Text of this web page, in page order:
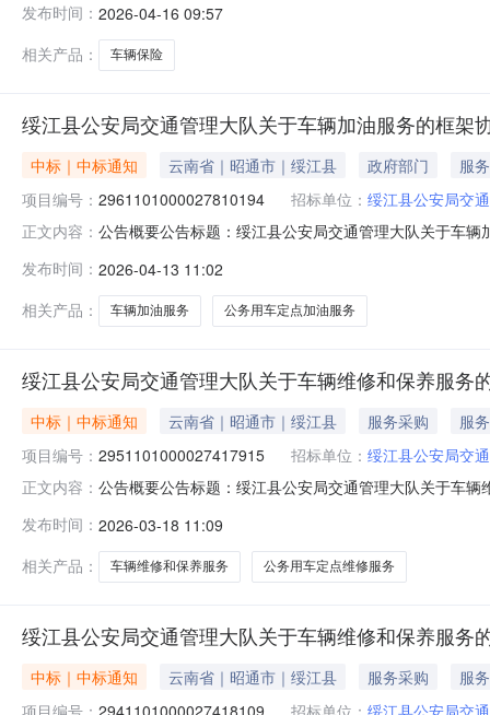
的框架协议采购项目项目编号：
发布时间： 2026-04-16 09:57
相关产品：
车辆保险
绥江县公安局交通管理大队关于车辆加油服务的框架
中标｜中标通知 云南省｜昭通市｜绥江县 政府部门
服务
项目编号： 2961101000027810194 招标单位： 绥江县公安局交
正文内容： 公告概要公告标题：绥江县公安局交通管理大队关于车
车辆加油服务的框架协议采购项目项目编号：
发布时间： 2026-04-13 11:02
相关产品：
车辆加油服务 公务用车定点加油服务
绥江县公安局交通管理大队关于车辆维修和保养服务
中标｜中标通知 云南省｜昭通市｜绥江县 服务采购
服务
项目编号： 2951101000027417915 招标单位： 绥江县公安局交
正文内容： 公告概要公告标题：绥江县公安局交通管理大队关于车
管理大队关于车辆维修和保养服务的框架协议采购项目
发布时间： 2026-03-18 11:09
相关产品：
车辆维修和保养服务 公务用车定点维修服务
绥江县公安局交通管理大队关于车辆维修和保养服务
中标｜中标通知 云南省｜昭通市｜绥江县 服务采购
服务
项目编号： 2941101000027418109 招标单位： 绥江县公安局交